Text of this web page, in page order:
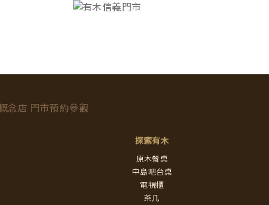
探索有木
原木餐桌
中島吧台桌
電視櫃
茶几